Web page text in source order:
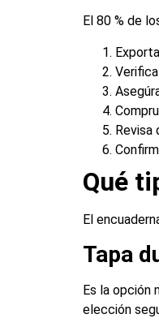
El 80 % de
Revisa
Qué
El
Tapa
Es la opción
elección